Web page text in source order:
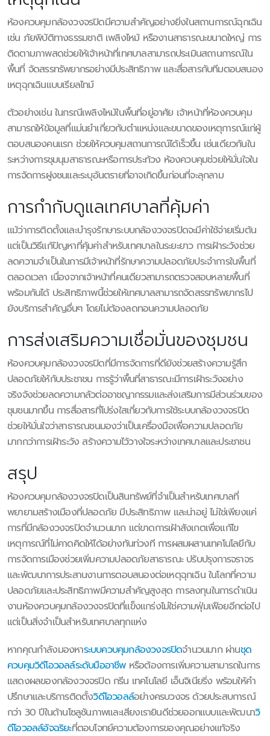
ห้องควบคุมกล้องวงจรปิดมีความสำคัญอย่างยิ่งในสถานการณ์ฉุกเฉิน
เช่น ภัยพิบัติทางธรรมชาติ เพลิงไหม้ หรืองานสาธารณะขนาดใหญ่ การ
ติดตามภาพสดช่วยให้เจ้าหน้าที่เทศบาลสามารถประเมินสถานการณ์ใน
พื้นที่ จัดสรรทรัพยากรอย่างมีประสิทธิภาพ และสื่อสารกับทีมตอบสนอง
เหตุฉุกเฉินแบบเรียลไทม์
ตัวอย่างเช่น ในกรณีเพลิงไหม้ในพื้นที่อยู่อาศัย เจ้าหน้าที่ห้องควบคุม
สามารถให้ข้อมูลที่แม่นยำเกี่ยวกับตำแหน่งและขนาดของเหตุการณ์แก่ผู้
ตอบสนองคนแรก ช่วยให้ควบคุมสถานการณ์ได้เร็วขึ้น เช่นเดียวกันใน
ระหว่างการชุมนุมสาธารณะหรือการประท้วง ห้องควบคุมช่วยให้มั่นใจใน
การจัดการฝูงชนและระบุอันตรายที่อาจเกิดขึ้นก่อนที่จะลุกลาม
การกำกับดูแลเทศบาลที่คุ้มค่า
แม้ว่าการติดตั้งและบำรุงรักษาระบบกล้องวงจรปิดจะมีค่าใช้จ่ายเริ่มต้น
แต่เป็นวิธีแก้ปัญหาที่คุ้มค่าสำหรับเทศบาลในระยะยาว การเฝ้าระวังช่วย
ลดความจำเป็นในการมีเจ้าหน้าที่รักษาความปลอดภัยประจำการในพื้นที่
ตลอดเวลา เนื่องจากเจ้าหน้าที่คนเดียวสามารถตรวจสอบหลายพื้นที่
พร้อมกันได้ ประสิทธิภาพนี้ช่วยให้เทศบาลสามารถจัดสรรทรัพยากรไป
ยังบริการสำคัญอื่นๆ โดยไม่ต้องลดทอนความปลอดภัย
การส่งเสริมความเชื่อมั่นของชุมชน
ห้องควบคุมกล้องวงจรปิดที่มีการจัดการที่ดียังช่วยสร้างความรู้สึก
ปลอดภัยให้กับประชาชน การรู้ว่าพื้นที่สาธารณะมีการเฝ้าระวังอย่าง
จริงจังช่วยลดความกลัวต่ออาชญากรรมและส่งเสริมการมีส่วนร่วมของ
ชุมชนมากขึ้น การสื่อสารที่โปร่งใสเกี่ยวกับการใช้ระบบกล้องวงจรปิด
ช่วยให้มั่นใจว่าสาธารณชนมองว่าเป็นเครื่องมือเพื่อความปลอดภัย
มากกว่าการเฝ้าระวัง สร้างความไว้วางใจระหว่างเทศบาลและประชาชน
สรุป
ห้องควบคุมกล้องวงจรปิดเป็นสินทรัพย์ที่จำเป็นสำหรับเทศบาลที่
พยายามสร้างเมืองที่ปลอดภัย มีประสิทธิภาพ และน่าอยู่ ไม่ใช่เพียงแค่
การที่มีกล้องวงจรปิดจำนวนมาก แต่ขาดการเฝ้าสังเกตเพื่อแก้ไข
เหตุการณ์ที่ไม่คาดคิดให้ได้อย่างทันท่วงที การผสมผสานเทคโนโลยีกับ
การจัดการเมืองช่วยเพิ่มความปลอดภัยสาธารณะ ปรับปรุงการจราจร
และพัฒนาการประสานงานการตอบสนองต่อเหตุฉุกเฉิน ในโลกที่ความ
ปลอดภัยและประสิทธิภาพมีความสำคัญสูงสุด การลงทุนในการดำเนิน
งานห้องควบคุมกล้องวงจรปิดที่แข็งแกร่งไม่ใช่ความฟุ่มเฟือยอีกต่อไป
แต่เป็นสิ่งจำเป็นสำหรับเทศบาลทุกแห่ง
หากคุณกำลังมองหาระบบควบคุมกล้องวงจรปิดจำนวนมาก ผ่านชุด
ควบคุมวิดีโอวอลล์ระดับมืออาชีพหรือต้องการเพิ่มความสามารถในการ
แสดงผลของกล้องวงจรปิด กรีน เทคโนโลยี เอ็นจิเนียริ่ง พร้อมให้คำ
ปรึกษาและบริการติดตั้งวิดีโอวอลล์อย่างครบวงจร ด้วยประสบการณ์
กว่า 30 ปีในด้านโซลูชันภาพและเสียงเรายินดีช่วยออกแบบและพัฒนาวิ
ดีโอวอลล์อัจฉริยะที่ตอบโจทย์ความต้องการของคุณอย่างแท้จริง